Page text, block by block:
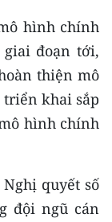
hình chính
đoạn tới,
thiện mô
khai sắp
hình chính
quyết số
đội ngũ cán